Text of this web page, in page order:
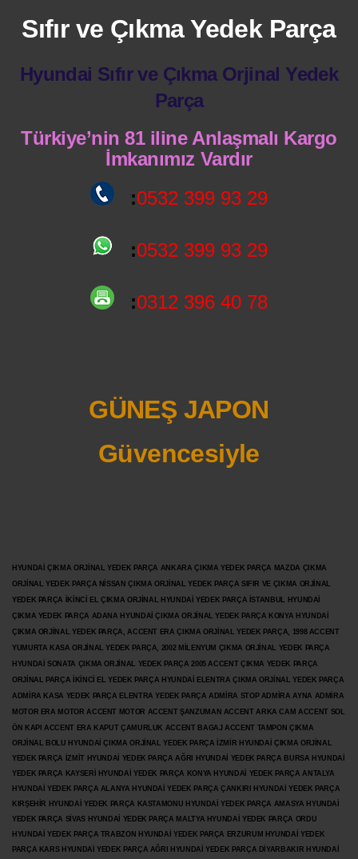
Sıfır ve Çıkma Yedek Parça
Hyundai Sıfır ve Çıkma Orjinal Yedek
Parça
Türkiye’nin 81 iline Anlaşmalı Kargo
İmkanımız Vardır
:0532 399 93 29
:0532 399 93 29
:0312 396 40 78
GÜNEŞ JAPON
Güvencesiyle
HYUNDAİ ÇIKMA ORJİNAL YEDEK PARÇA ANKARA ÇIKMA YEDEK PARÇA MAZDA ÇIKMA
ORJİNAL YEDEK PARÇA NİSSAN ÇIKMA ORJİNAL YEDEK PARÇA SIFIR VE ÇIKMA ORJİNAL
YEDEK PARÇA İKİNCİ EL ÇIKMA ORJİNAL HYUNDAİ YEDEK PARÇA İSTANBUL HYUNDAİ
ÇIKMA YEDEK PARÇA ADANA HYUNDAİ ÇIKMA ORJİNAL YEDEK PARÇA KONYA HYUNDAİ
ÇIKMA ORJİNAL YEDEK PARÇA, ACCENT ERA ÇIKMA ORJİNAL YEDEK PARÇA, 1998 ACCENT
YUMURTA KASA ORJİNAL YEDEK PARÇA, 2002 MİLENYUM ÇIKMA ORJİNAL YEDEK PARÇA
HYUNDAİ SONATA ÇIKMA ORJİNAL YEDEK PARÇA 2005 ACCENT ÇIKMA YEDEK PARÇA
ORJİNAL PARÇA İKİNCİ EL YEDEK PARÇA HYUNDAİ ELENTRA ÇIKMA ORJİNAL YEDEK PARÇA
ADMİRA KASA YEDEK PARÇA ELENTRA YEDEK PARÇA ADMİRA STOP ADMİRA AYNA ADMİRA
MOTOR ERA MOTOR ACCENT MOTOR ACCENT ŞANZUMAN ACCENT ARKA CAM ACCENT SOL
ÖN KAPI ACCENT ERA KAPUT ÇAMURLUK ACCENT BAGAJ ACCENT TAMPON ÇIKMA
ORJİNAL BOLU HYUNDAİ ÇIKMA ORJİNAL YEDEK PARÇA İZMİR HYUNDAİ ÇIKMA ORJİNAL
YEDEK PARÇA İZMİT HYUNDAİ YEDEK PARÇA AĞRI HYUNDAİ YEDEK PARÇA BURSA HYUNDAİ
YEDEK PARÇA KAYSERİ HYUNDAİ YEDEK PARÇA KONYA HYUNDAİ YEDEK PARÇA ANTALYA
HYUNDAİ YEDEK PARÇA ALANYA HYUNDAİ YEDEK PARÇA ÇANKIRI HYUNDAİ YEDEK PARÇA
KIRŞEHİR HYUNDAİ YEDEK PARÇA KASTAMONU HYUNDAİ YEDEK PARÇA AMASYA HYUNDAİ
YEDEK PARÇA SİVAS HYUNDAİ YEDEK PARÇA MALTYA HYUNDAİ YEDEK PARÇA ORDU
HYUNDAİ YEDEK PARÇA TRABZON HYUNDAİ YEDEK PARÇA ERZURUM HYUNDAİ YEDEK
PARÇA KARS HYUNDAİ YEDEK PARÇA AĞRI HYUNDAİ YEDEK PARÇA DİYARBAKIR HYUNDAİ